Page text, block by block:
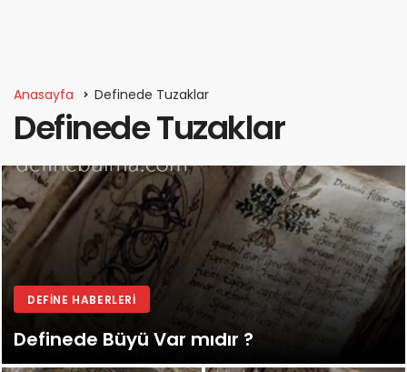
Anasayfa Definede Tuzaklar
Definede Tuzaklar
DEFINE HABERLERI
Definede Büyü Var mıdır ?